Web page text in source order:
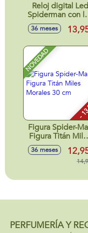
Reloj digital Led
Spiderman con
led y funciones.
3,5cm
36 meses
NOVEDAD
-
Figura Spider-
Figura Titán
Morales 30 cm
36 meses
PERFUMERÍA Y